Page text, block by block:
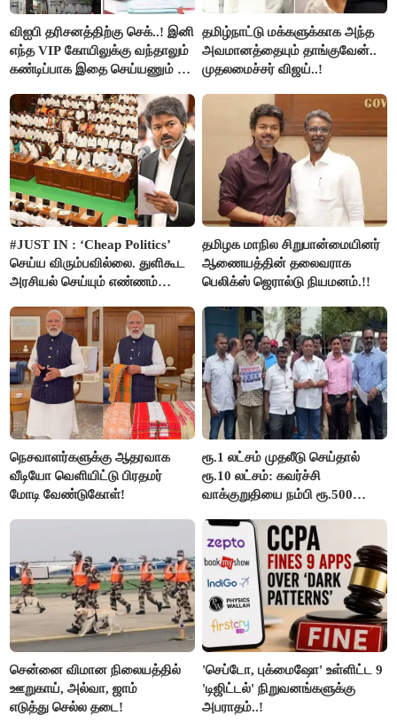
விஐபி தரிசனத்திற்கு செக்..! இனி
எந்த VIP கோயிலுக்கு வந்தாலும்
கண்டிப்பாக இதை செய்யணும் -
தமிழ்நாட்டு மக்களுக்காக அந்த
அவமானத்தையும் தாங்குவேன்..
முதலமைச்சர் விஜய்..!
#JUST IN : ‘Cheap Politics’
செய்ய விரும்பவில்லை. துளிகூட
அரசியல் செய்யும் எண்ணம்
விஜய் பதில்!
தமிழக மாநில சிறுபான்மையினர்
ஆணையத்தின் தலைவராக
பெலிக்ஸ் ஜெரால்டு நியமனம்.!!
நெசவாளர்களுக்கு ஆதரவாக
வீடியோ வெளியிட்டு பிரதமர்
மோடி வேண்டுகோள்!
ரூ.1 லட்சம் முதலீடு செய்தால்
ரூ.10 லட்சம்: கவர்ச்சி
வாக்குறுதியை நம்பி ரூ.500
மக்கள்!
சென்னை விமான நிலையத்தில்
ஊறுகாய், அல்வா, ஜாம்
எடுத்து செல்ல தடை!
'செப்டோ, புக்மைஷோ' உள்ளிட்ட 9
'டிஜிட்டல்' நிறுவனங்களுக்கு
அபராதம்..!